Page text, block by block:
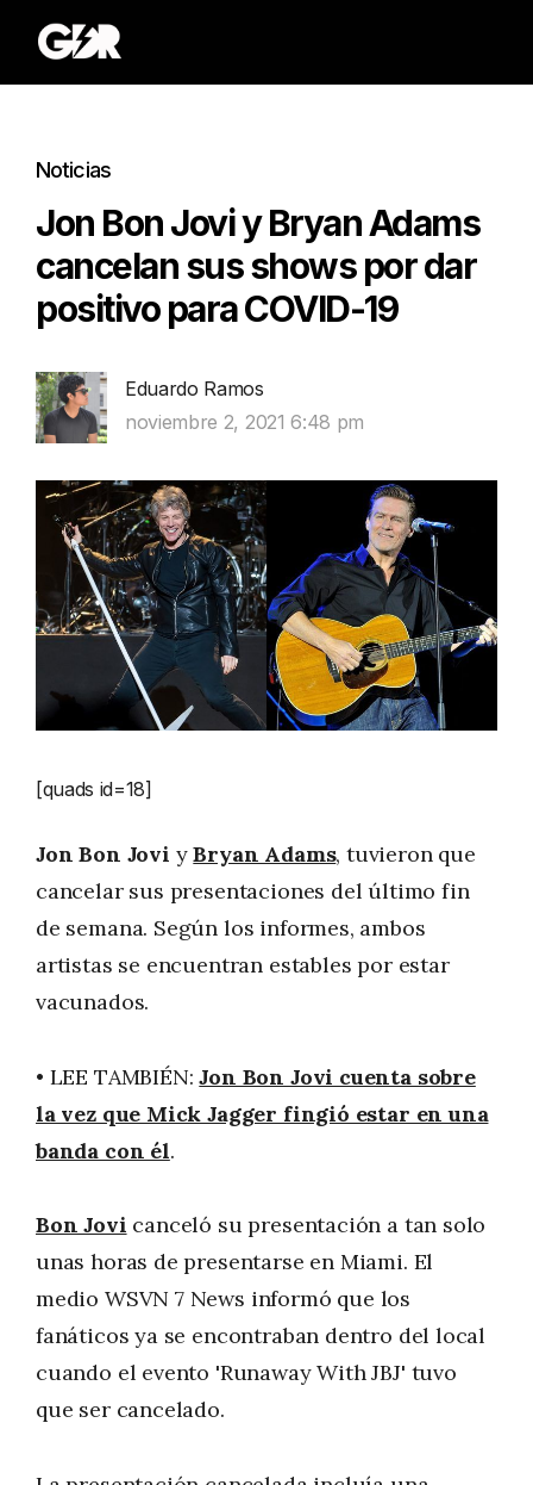
Noticias
Jon Bon Jovi y Bryan Adams
cancelan sus shows por dar
positivo para COVID-19
Eduardo Ramos
noviembre 2, 2021 6:48 pm
[quads id=18]
Jon Bon Jovi yBryan Adams, tuvieron que
cancelar sus presentaciones del último fin
de semana. Según los informes, ambos
artistas se encuentran estables por estar
vacunados.
• LEE TAMBIÉN:Jon Bon Jovi cuenta sobre
la vez que Mick Jagger fingió estar en una
banda con él.
Bon Jovi canceló su presentación a tan solo
unas horas de presentarse en Miami. El
medio WSVN 7 News informó que los
fanáticos ya se encontraban dentro del local
cuando el evento 'Runaway With JBJ' tuvo
que ser cancelado.